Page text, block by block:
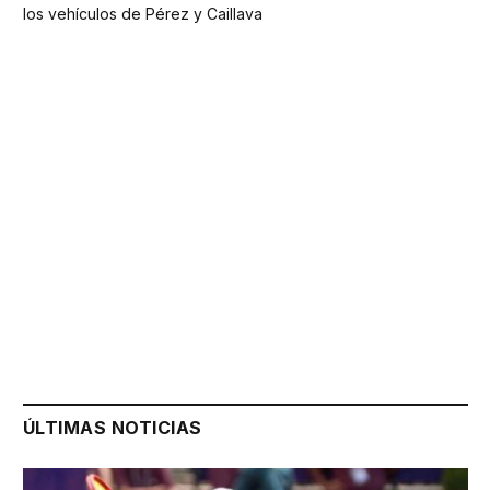
los vehículos de Pérez y Caillava
ÚLTIMAS NOTICIAS